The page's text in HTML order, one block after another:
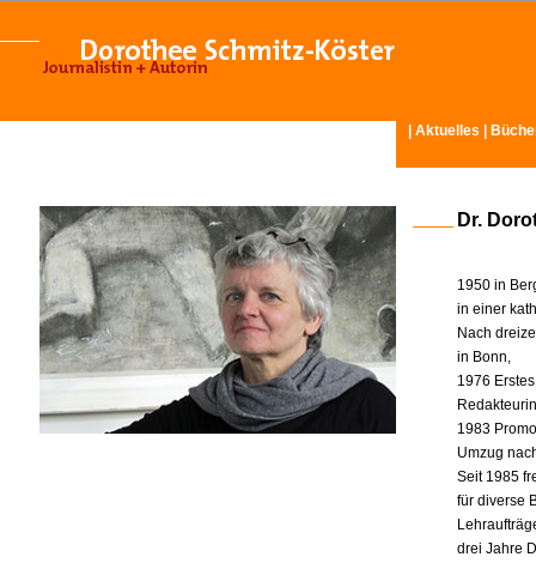
Aktuelles
Dr.
1950 in
in einer
Nach
in Bonn,
1976
1983
Umzug
Seit 1985
für diverse
drei Jahre